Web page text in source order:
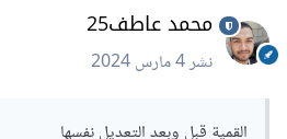
محمد عاطف25
نشر4 مارس 2024